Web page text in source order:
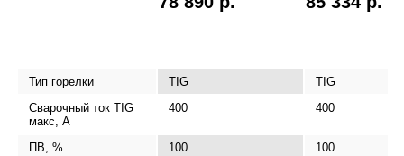
Тип горелки TIG
TIG
Сварочный ток TIG
макс, А
400 400
ПВ, % 100
100